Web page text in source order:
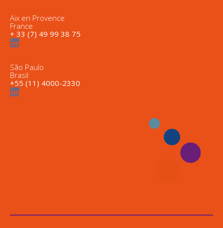
Aix en Provence
France
+ 33 (7) 49 99 38 75
São Paulo
Brasil
+55 (11) 4000-2330